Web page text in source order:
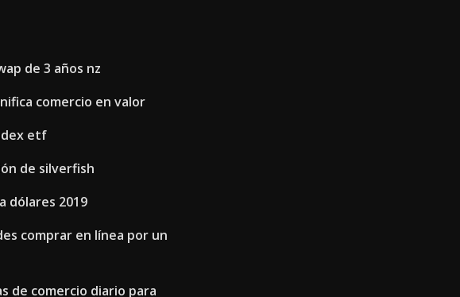
de 3 años nz
comercio en valor
etf
de silverfish
dólares 2019
comprar en línea por un
de comercio diario para